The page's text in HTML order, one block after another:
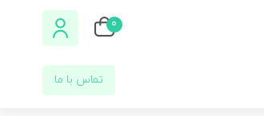
0
تماس با ما